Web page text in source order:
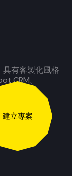
建立專案
有客製化風格
CRM。